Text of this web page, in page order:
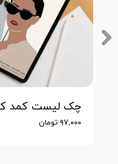
۹۷,۰۰۰ تومان